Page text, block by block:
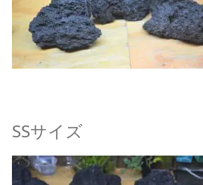
SSサイズ